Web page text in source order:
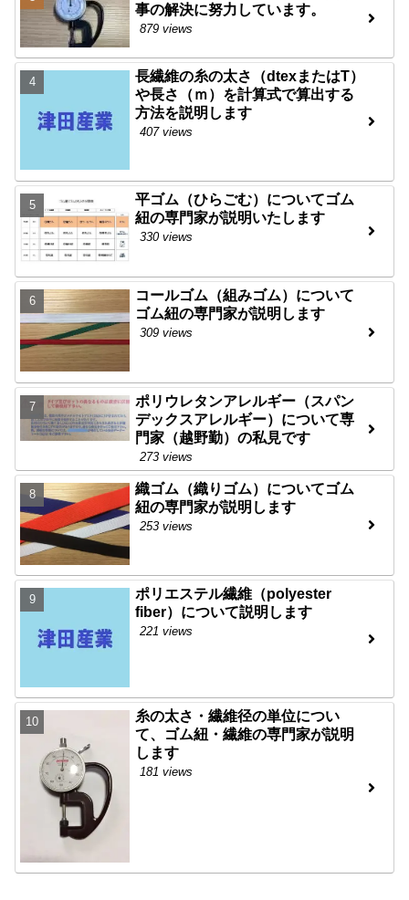
事の解決に努力しています。
879 views
長繊維の糸の太さ（dtexまたはT）
や長さ（ｍ）を計算式で算出する
方法を説明します
407 views
平ゴム（ひらごむ）についてゴム
紐の専門家が説明いたします
330 views
コールゴム（組みゴム）について
ゴム紐の専門家が説明します
309 views
ポリウレタンアレルギー（スパン
デックスアレルギー）について専
門家（越野勤）の私見です
273 views
織ゴム（織りゴム）についてゴム
紐の専門家が説明します
253 views
ポリエステル繊維（polyester
fiber）について説明します
221 views
糸の太さ・繊維径の単位につい
て、ゴム紐・繊維の専門家が説明
します
181 views